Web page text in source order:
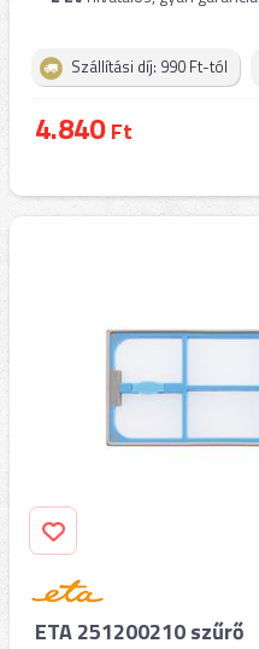
Szállítási díj: 990 Ft-tól
4.840Ft
ETA 251200210 szűrő